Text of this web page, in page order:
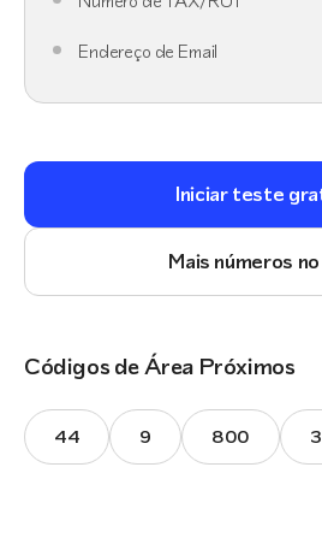
Endereço de Email
Iniciar teste
Mais números
Códigos de Área Próximos
44 9 800